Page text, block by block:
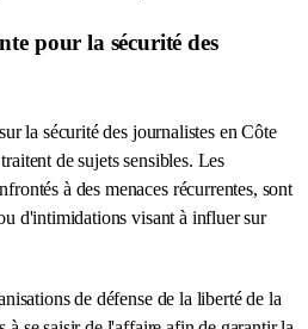
pour la sécurité des
la sécurité des journalistes en Côte
de sujets sensibles. Les
à des menaces récurrentes, sont
d'intimidations visant à influer sur
de défense de la liberté de la